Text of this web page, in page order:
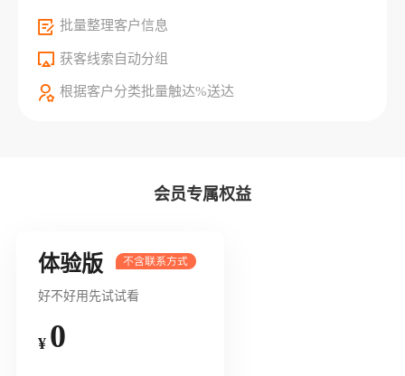
批量整理客户信息
获客线索自动分组
根据客户分类批量触达%送达
会员专属权益
体验版
好不好用先试试看
¥ 0